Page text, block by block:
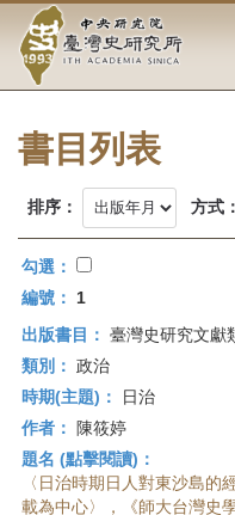
要
中
央
研
究
院-
臺
灣
史
研
究
所-
書目列表
排序： 方式：
勾選：
編號：
1
出版書目： 臺灣史研究文獻
類別： 政治
時期(主題)：
日治
作者：
陳筱婷
題名 (點擊閱讀)：
〈日治時期日人對東沙島
載為中心〉，《師大台灣史